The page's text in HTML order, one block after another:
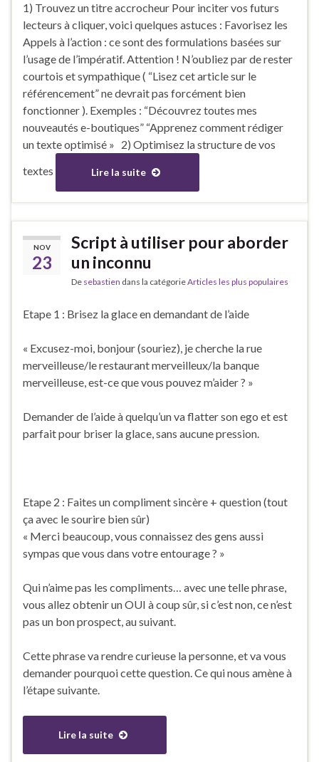
1) Trouvez un titre accrocheur Pour inciter vos futurs
lecteurs à cliquer, voici quelques astuces : Favorisez les
Appels à l’action : ce sont des formulations basées sur
l’usage de l’impératif. Attention ! N’oubliez par de rester
courtois et sympathique ( “Lisez cet article sur le
référencement” ne devrait pas forcément bien
fonctionner ). Exemples : “Découvrez toutes mes
nouveautés e-boutiques” “Apprenez comment rédiger
un texte optimisé » 2) Optimisez la structure de vos
textes
Lire la suite
NOV
23
Script à utiliser pour aborder
un inconnu
De sebastien dans la catégorieArticles les plus populaires
Etape 1 : Brisez la glace en demandant de l’aide
« Excusez-moi, bonjour (souriez), je cherche la rue
merveilleuse/le restaurant merveilleux/la banque
merveilleuse, est-ce que vous pouvez m’aider ? »
Demander de l’aide à quelqu’un va flatter son ego et est
parfait pour briser la glace, sans aucune pression.
Etape 2 : Faites un compliment sincère + question (tout
ça avec le sourire bien sûr)
« Merci beaucoup, vous connaissez des gens aussi
sympas que vous dans votre entourage ? »
Qui n’aime pas les compliments… avec une telle phrase,
vous allez obtenir un OUI à coup sûr, si c’est non, ce n’est
pas un bon prospect, au suivant.
Cette phrase va rendre curieuse la personne, et va vous
demander pourquoi cette question. Ce qui nous amène à
l’étape suivante.
Lire la suite